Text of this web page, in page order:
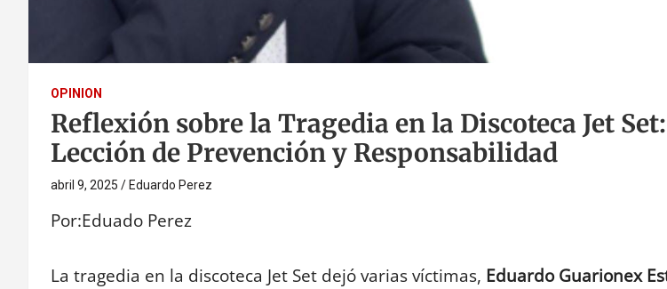
OPINION
Reflexión sobre la Tragedia en la Discoteca Jet
Lección de Prevención y Responsabilidad
abril 9, 2025 Eduardo Perez
Por:Eduado Perez
La tragedia en la discoteca Jet Set dejó varias víctimas, Eduardo Guarionex